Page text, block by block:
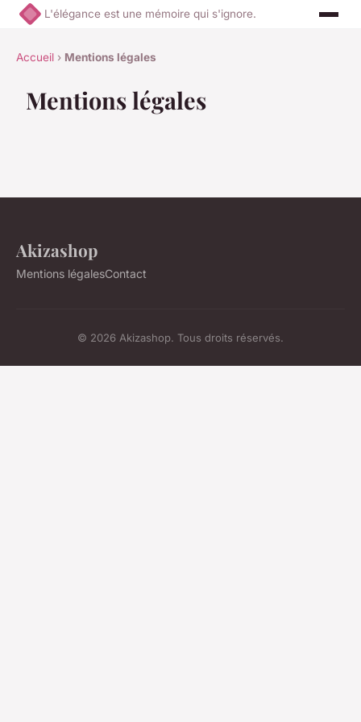
L'élégance est une mémoire qui s'ignore.
Accueil › Mentions légales
Mentions légales
Akizashop
Mentions légalesContact
© 2026 Akizashop. Tous droits réservés.